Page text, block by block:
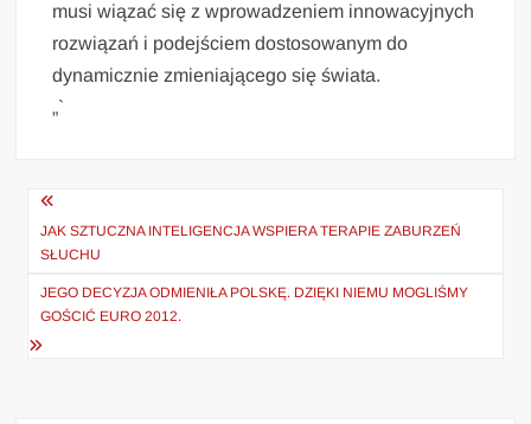
musi wiązać się z wprowadzeniem innowacyjnych
rozwiązań i podejściem dostosowanym do
dynamicznie zmieniającego się świata.
„`
Nawigacja
wpisu
JAK SZTUCZNA INTELIGENCJA WSPIERA TERAPIE ZABURZEŃ
SŁUCHU
JEGO DECYZJA ODMIENIŁA POLSKĘ. DZIĘKI NIEMU MOGLIŚMY
GOŚCIĆ EURO 2012.